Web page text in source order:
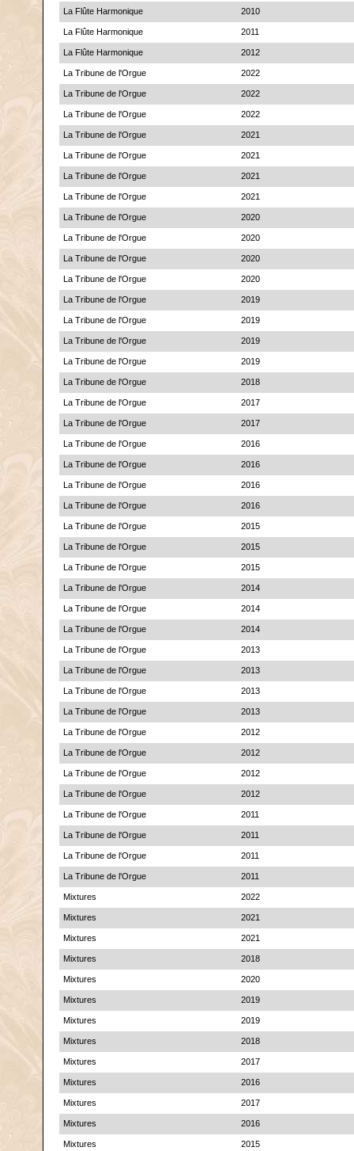
La Flûte Harmonique 2010
La Flûte Harmonique 2011
La Flûte Harmonique 2012
La Tribune de l'Orgue 2022
La Tribune de l'Orgue 2022
La Tribune de l'Orgue 2022
La Tribune de l'Orgue 2021
La Tribune de l'Orgue 2021
La Tribune de l'Orgue 2021
La Tribune de l'Orgue 2021
La Tribune de l'Orgue 2020
La Tribune de l'Orgue 2020
La Tribune de l'Orgue 2020
La Tribune de l'Orgue 2020
La Tribune de l'Orgue 2019
La Tribune de l'Orgue 2019
La Tribune de l'Orgue 2019
La Tribune de l'Orgue 2019
La Tribune de l'Orgue 2018
La Tribune de l'Orgue 2017
La Tribune de l'Orgue 2017
La Tribune de l'Orgue 2016
La Tribune de l'Orgue 2016
La Tribune de l'Orgue 2016
La Tribune de l'Orgue 2016
La Tribune de l'Orgue 2015
La Tribune de l'Orgue 2015
La Tribune de l'Orgue 2015
La Tribune de l'Orgue 2014
La Tribune de l'Orgue 2014
La Tribune de l'Orgue 2014
La Tribune de l'Orgue 2013
La Tribune de l'Orgue 2013
La Tribune de l'Orgue 2013
La Tribune de l'Orgue 2013
La Tribune de l'Orgue 2012
La Tribune de l'Orgue 2012
La Tribune de l'Orgue 2012
La Tribune de l'Orgue 2012
La Tribune de l'Orgue 2011
La Tribune de l'Orgue 2011
La Tribune de l'Orgue 2011
La Tribune de l'Orgue 2011
Mixtures 2022
Mixtures 2021
Mixtures 2021
Mixtures 2018
Mixtures 2020
Mixtures 2019
Mixtures 2019
Mixtures 2018
Mixtures 2017
Mixtures 2016
Mixtures 2017
Mixtures 2016
Mixtures 2015